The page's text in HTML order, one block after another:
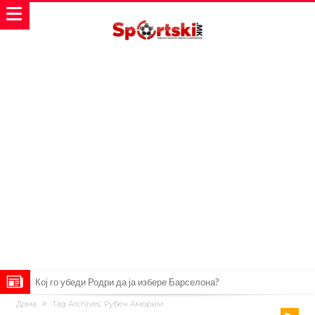
Инфантино го возвраќа ударот, кој сè досега го поддржал?
„Влегувам на стадионот за да го разнесам Меси со четири бомби“
Дома Tag Archives: Рубен Аморим